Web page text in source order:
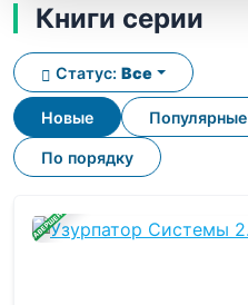
Книги серии
Новые Популярные
По порядку
Статус: Все
ЗАВЕРШЕНА